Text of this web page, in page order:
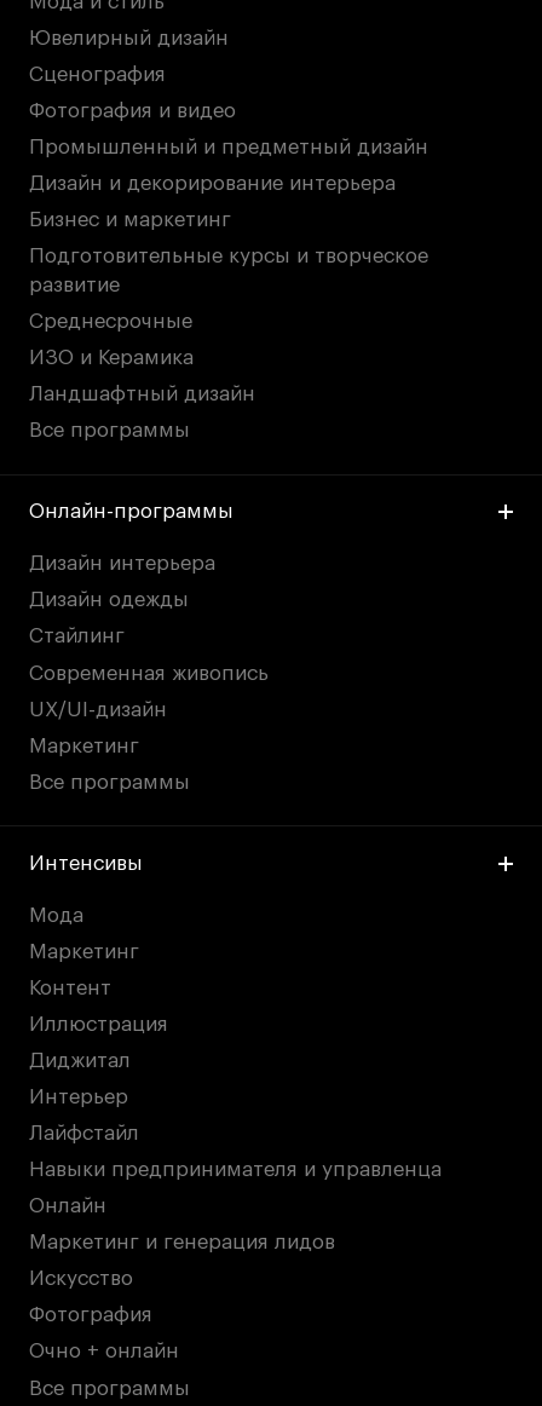
Ювелирный дизайн
Сценография
Фотография и видео
Промышленный и предметный дизайн
Дизайн и декорирование интерьера
Бизнес и маркетинг
Подготовительные курсы и творческое
развитие
Среднесрочные
ИЗО и Керамика
Ландшафтный дизайн
Все программы
Онлайн-программы
Дизайн интерьера
Дизайн одежды
Стайлинг
Современная живопись
UX/UI-дизайн
Маркетинг
Все программы
Интенсивы
Мода
Маркетинг
Контент
Иллюстрация
Диджитал
Интерьер
Лайфстайл
Навыки предпринимателя и управленца
Онлайн
Маркетинг и генерация лидов
Искусство
Фотография
Очно + онлайн
Все программы